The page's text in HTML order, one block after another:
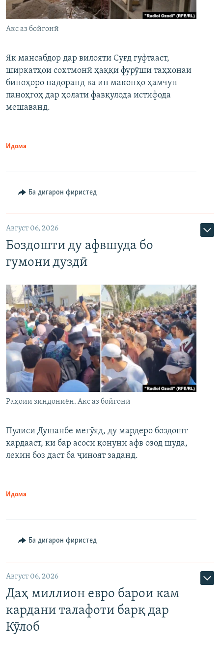
Акс аз бойгонӣ
Як мансабдор дар вилояти Суғд гуфтааст,
ширкатҳои сохтмонӣ ҳаққи фурӯши таҳхонаи
биноҳоро надоранд ва ин маконҳо ҳамчун
паноҳгоҳ дар ҳолати фавқулода истифода
мешаванд.
Идома
Ба дигарон фиристед
Август 06, 2026
Боздошти ду афвшуда бо
гумони дуздӣ
Раҳоии зиндониён. Акс аз бойгонӣ
Пулиси Душанбе мегӯяд, ду мардеро боздошт
кардааст, ки бар асоси қонуни афв озод шуда,
лекин боз даст ба ҷиноят заданд.
Идома
Ба дигарон фиристед
Август 06, 2026
Даҳ миллион евро барои кам
кардани талафоти барқ дар
Кӯлоб